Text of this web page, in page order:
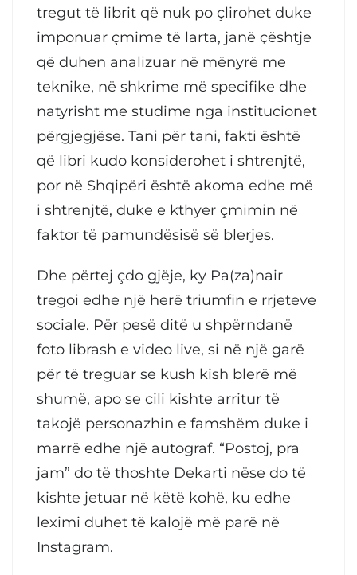
tregut të librit që nuk po çlirohet duke
imponuar çmime të larta, janë çështje
që duhen analizuar në mënyrë me
teknike, në shkrime më specifike dhe
natyrisht me studime nga institucionet
përgjegjëse. Tani për tani, fakti është
që libri kudo konsiderohet i shtrenjtë,
por në Shqipëri është akoma edhe më
i shtrenjtë, duke e kthyer çmimin në
faktor të pamundësisë së blerjes.
Dhe përtej çdo gjëje, ky Pa(za)nair
tregoi edhe një herë triumfin e rrjeteve
sociale. Për pesë ditë u shpërndanë
foto librash e video live, si në një garë
për të treguar se kush kish blerë më
shumë, apo se cili kishte arritur të
takojë personazhin e famshëm duke i
marrë edhe një autograf. “Postoj, pra
jam” do të thoshte Dekarti nëse do të
kishte jetuar në këtë kohë, ku edhe
leximi duhet të kalojë më parë në
Instagram.